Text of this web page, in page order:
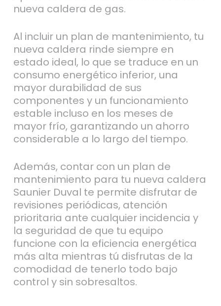
Al incluir un plan de mantenimiento, tu
nueva caldera rinde siempre en
estado ideal, lo que se traduce en un
consumo energético inferior, una
mayor durabilidad de sus
componentes y un funcionamiento
estable incluso en los meses de
mayor frío, garantizando un ahorro
considerable a lo largo del tiempo.
Además, contar con un plan de
mantenimiento para tu nueva caldera
Saunier Duval te permite disfrutar de
revisiones periódicas, atención
prioritaria ante cualquier incidencia y
la seguridad de que tu equipo
funcione con la eficiencia energética
más alta mientras tú disfrutas de la
comodidad de tenerlo todo bajo
control y sin sobresaltos.